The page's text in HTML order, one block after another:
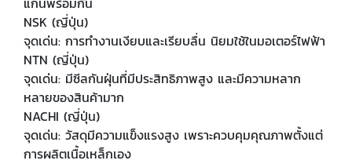
NSK (ญี่ปุ่น)
จุดเด่น: การทำงานเงียบและเรียบลื่น นิยมใช้ในมอเตอร์ไฟฟ้า
NTN (ญี่ปุ่น)
จุดเด่น: มีซีลกันฝุ่นที่มีประสิทธิภาพสูง และมีความหลาก
หลายของสินค้ามาก
NACHI (ญี่ปุ่น)
จุดเด่น: วัสดุมีความแข็งแรงสูง เพราะควบคุมคุณภาพตั้งแต่
การผลิตเนื้อเหล็กเอง